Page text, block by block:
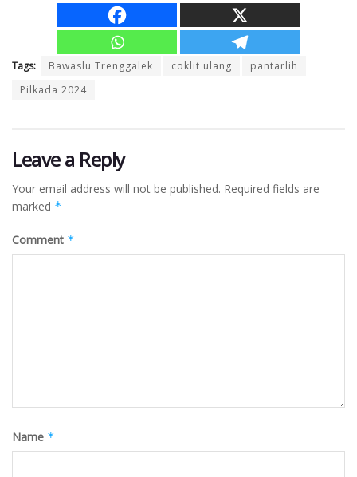
Tags: Bawaslu Trenggalek coklit ulang
pantarlih
Pilkada 2024
Leave a Reply
Your email address will not be published. Required fields are
marked *
Comment *
Name *